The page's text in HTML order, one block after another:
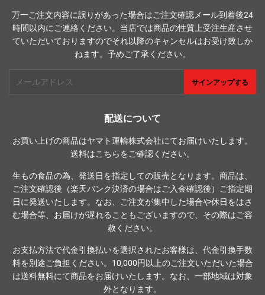
万一ご注文内容に誤りがあった場合はご注文確認メール到着後24
時間以内にご連絡ください。当店では商品の性質上受注生産させ
ていただいておりますのでそれ以降のキャンセルはお受け致しか
ねます。予めご了承ください。
レ
サインアップする
配送について
お買い上げの商品はヤマト運輸株式会社にてお届けいたします。
送料はこちらをご確認ください。
生もの食品の為、発送日を指定しての販売となります。商品は、
ご注文確認後（楽天バンク決済の場合はご入金確認後）ご指定期
日に発送いたします。なお、ご注文が集中した場合や休日をはさ
む場合等、お届けが遅れることもございますので、その際はご容
赦ください。
お支払方法で代金引換払いを選択されたお客様は、代金引換手数
料を別途ご負担ください。10,000円以上のご注文いただいた場合
は送料無料にて商品をお届けいたします。なお、一部地域は対象
外となります。